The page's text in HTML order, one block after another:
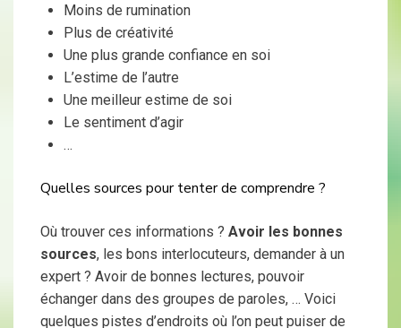
Moins de rumination
Plus de créativité
Une plus grande confiance en soi
L’estime de l’autre
Une meilleur estime de soi
Le sentiment d’agir
…
Quelles sources pour tenter de comprendre ?
Où trouver ces informations ? Avoir les bonnes
sources, les bons interlocuteurs, demander à un
expert ? Avoir de bonnes lectures, pouvoir
échanger dans des groupes de paroles, … Voici
quelques pistes d’endroits où l’on peut puiser de